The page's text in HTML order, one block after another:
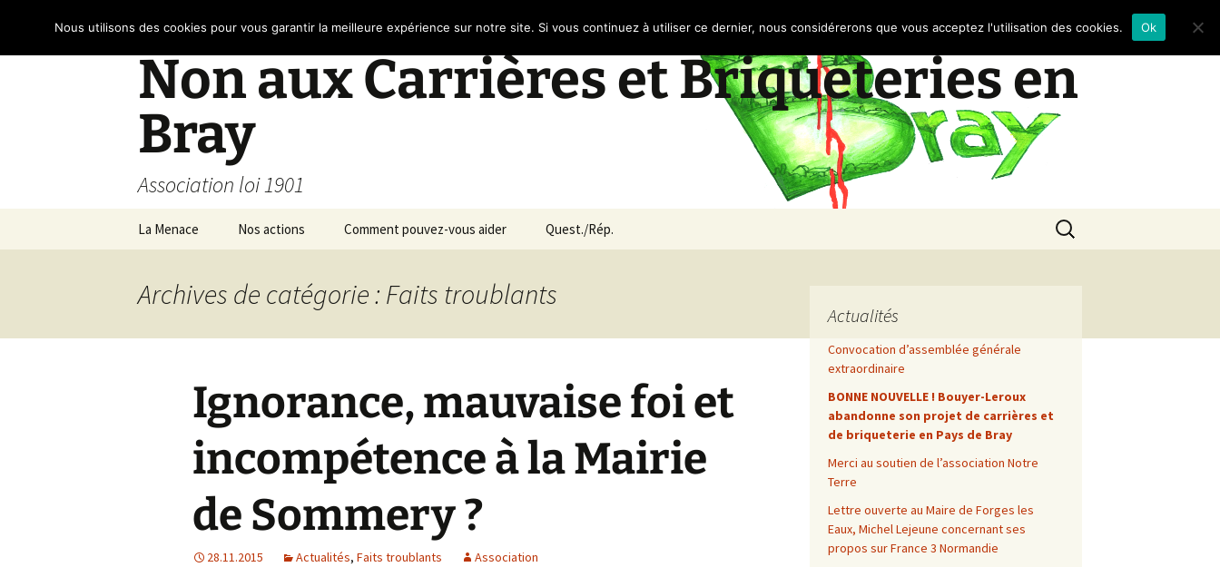
Non aux Carrières et Briqueteries en
Bray
Association loi 1901
La Menace Nos actions Comment pouvez-vous aider Quest./Rép.
Rechercher :
Archives de catégorie : Faits troublants
Ignorance, mauvaise foi et
incompétence à la Mairie
de Sommery ?
28.11.2015 Actualités, Faits troublants Association
Actualités
Convocation d’assemblée générale
extraordinaire
BONNE NOUVELLE ! Bouyer-Leroux
abandonne son projet de carrières et
de briqueterie en Pays de Bray
Merci au soutien de l’association Notre
Terre
Lettre ouverte au Maire de Forges les
Eaux, Michel Lejeune concernant ses
propos sur France 3 Normandie
Nous utilisons des cookies pour vous garantir la meilleure expérience sur notre site. Si vous continuez à utiliser ce dernier, nous considérerons que vous acceptez l'utilisation des cookies. Ok